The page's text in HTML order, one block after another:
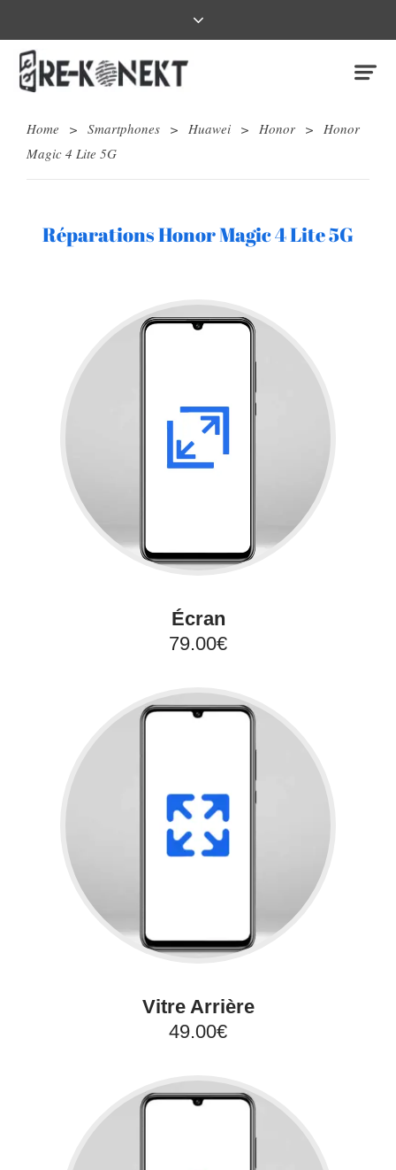
Home > Smartphones > Huawei > Honor > Honor
Magic 4 Lite 5G
Réparations Honor Magic 4 Lite 5G
Écran
79.00€
Vitre Arrière
49.00€